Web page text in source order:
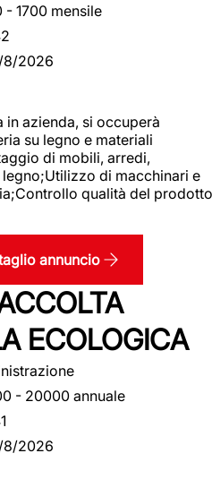
- 1700 mensile
8/2026
in azienda, si occuperà
su legno e materiali
di mobili, arredi,
di macchinari e
qualità del prodotto
annuncio
ECOLOGICA
- 20000 annuale
8/2026